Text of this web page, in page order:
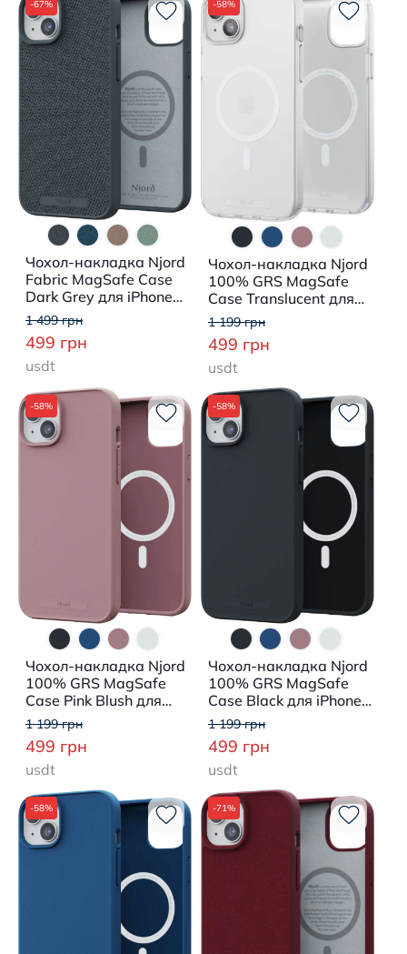
-67%
Чохол-накладка Njord
Fabric MagSafe Case
Dark Grey для iPhone
15 Plus
1 499 грн
499 грн
usdt
-58%
Чохол-накладка Njord
100% GRS MagSafe
Case Translucent для
iPhone 15 Plus
1 199 грн
499 грн
usdt
-58%
Чохол-накладка Njord
100% GRS MagSafe
Case Pink Blush для
iPhone 15 Plus
1 199 грн
499 грн
usdt
-58%
Чохол-накладка Njord
100% GRS MagSafe
Case Black для iPhone
15 Plus
1 199 грн
499 грн
usdt
-58% -71%